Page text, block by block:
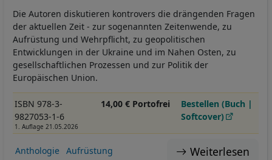
Die Autoren diskutieren kontrovers die drängenden Fragen
der aktuellen Zeit - zur sogenannten Zeitenwende, zu
Aufrüstung und Wehrpflicht, zu geopolitischen
Entwicklungen in der Ukraine und im Nahen Osten, zu
gesellschaftlichen Prozessen und zur Politik der
Europäischen Union.
ISBN 978-3-
9827053-1-6
1. Auflage 21.05.2026
14,00 € Portofrei
Bestellen (Buch |
Softcover)
Weiterlesen
Anthologie
Aufrüstung